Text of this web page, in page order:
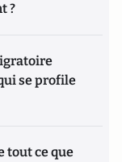
?
se profile
tout ce que